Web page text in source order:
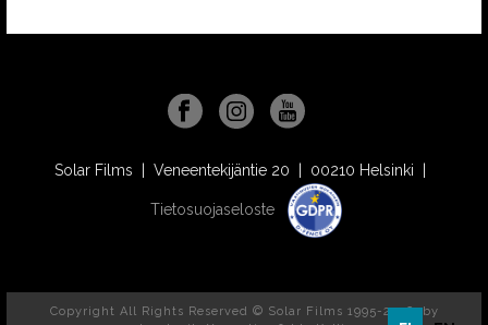
Solar Films | Veneentekijäntie 20 | 00210 Helsinki |
Tietosuojaseloste
Copyright All Rights Reserved © Solar Films 1995-2026, by